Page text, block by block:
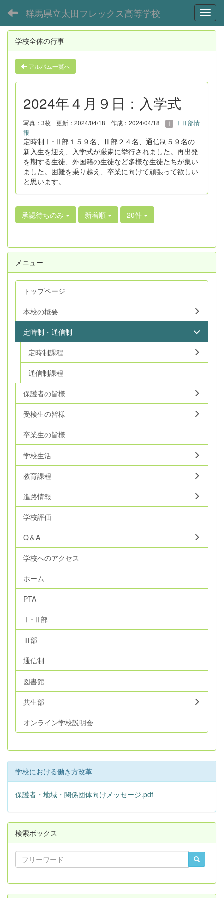
群馬県立太田フレックス高等学校
学校全体の行事
アルバム一覧へ
2024年４月９日：入学式
写真：3枚 更新：2024/04/18 作成：2024/04/18
ⅠⅡ部情
報
定時制Ⅰ･Ⅱ部１５９名、Ⅲ部２４名、通信制５９名の
新入生を迎え、入学式が厳粛に挙行されました。再出発
を期する生徒、外国籍の生徒など多様な生徒たちが集い
ました。困難を乗り越え、卒業に向けて頑張って欲しい
と思います。
承認待ちのみ 新着順 20件
メニュー
トップページ
本校の概要
定時制・通信制
定時制課程
通信制課程
保護者の皆様
受検生の皆様
卒業生の皆様
学校生活
教育課程
進路情報
学校評価
Q＆A
学校へのアクセス
ホーム
PTA
Ⅰ･Ⅱ部
Ⅲ部
通信制
図書館
共生部
オンライン学校説明会
学校における働き方改革
保護者・地域・関係団体向けメッセージ.pdf
検索ボックス